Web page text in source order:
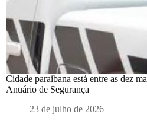
Cidade paraibana está entre as dez
Anuário de Segurança
23 de julho de 2026